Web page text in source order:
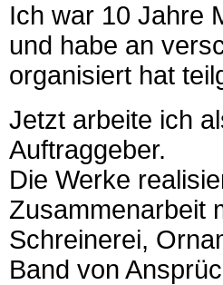
Ich war 10 Jahre
und habe an
organisiert hat
Jetzt arbeite ich
Auftraggeber.
Die Werke
Zusammenarbeit
Schreinerei,
Band von